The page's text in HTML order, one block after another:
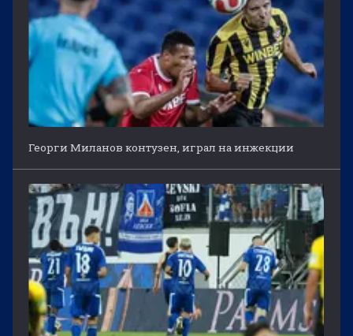
Георги Миланов контузен, играл на инжекции